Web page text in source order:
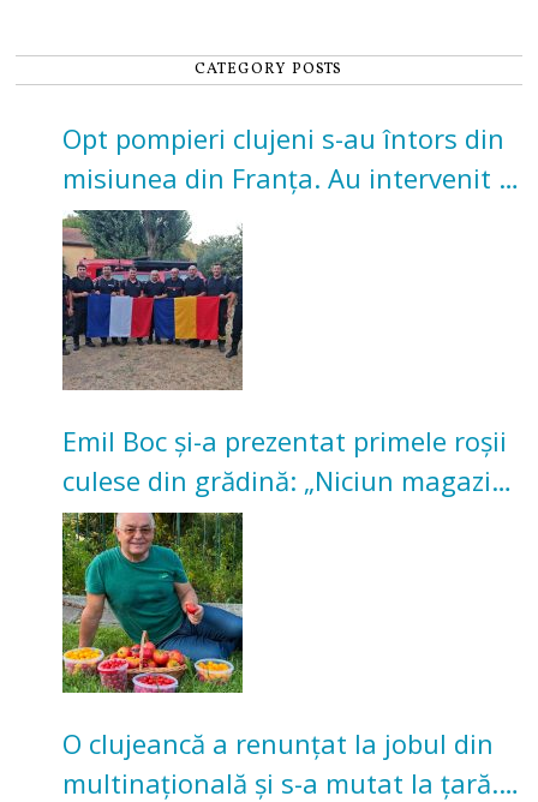
CATEGORY POSTS
Opt pompieri clujeni s-au întors din
misiunea din Franța. Au intervenit la
incendii de vegetație și pădure
Emil Boc și-a prezentat primele roșii
culese din grădină: „Niciun magazin
nu poate oferi această satisfacție”
O clujeancă a renunțat la jobul din
multinațională și s-a mutat la țară.